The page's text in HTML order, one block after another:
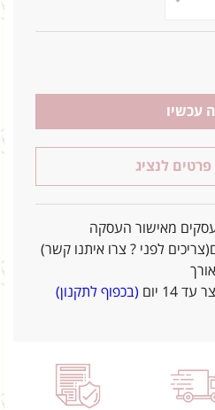
עכשיו
לנציג
יום
(בכפוף לתקנון)